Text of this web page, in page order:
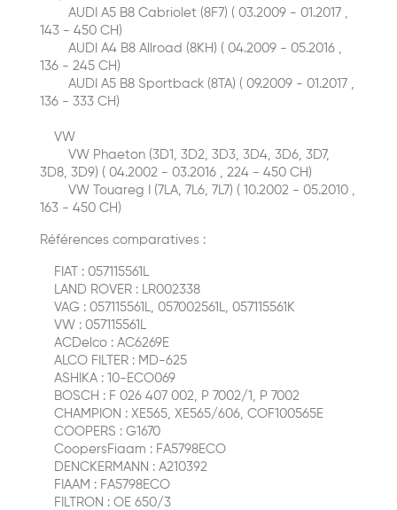
AUDI A5 B8 Cabriolet (8F7) ( 03.2009 - 01.2017 ,
143 - 450 CH)
AUDI A4 B8 Allroad (8KH) ( 04.2009 - 05.2016 ,
136 - 245 CH)
AUDI A5 B8 Sportback (8TA) ( 09.2009 - 01.2017 ,
136 - 333 CH)
VW
VW Phaeton (3D1, 3D2, 3D3, 3D4, 3D6, 3D7,
3D8, 3D9) ( 04.2002 - 03.2016 , 224 - 450 CH)
VW Touareg I (7LA, 7L6, 7L7) ( 10.2002 - 05.2010 ,
163 - 450 CH)
Références comparatives :
FIAT : 057115561L
LAND ROVER : LR002338
VAG : 057115561L, 057002561L, 057115561K
VW : 057115561L
ACDelco : AC6269E
ALCO FILTER : MD-625
ASHIKA : 10-ECO069
BOSCH : F 026 407 002, P 7002/1, P 7002
CHAMPION : XE565, XE565/606, COF100565E
COOPERS : G1670
CoopersFiaam : FA5798ECO
DENCKERMANN : A210392
FIAAM : FA5798ECO
FILTRON : OE 650/3